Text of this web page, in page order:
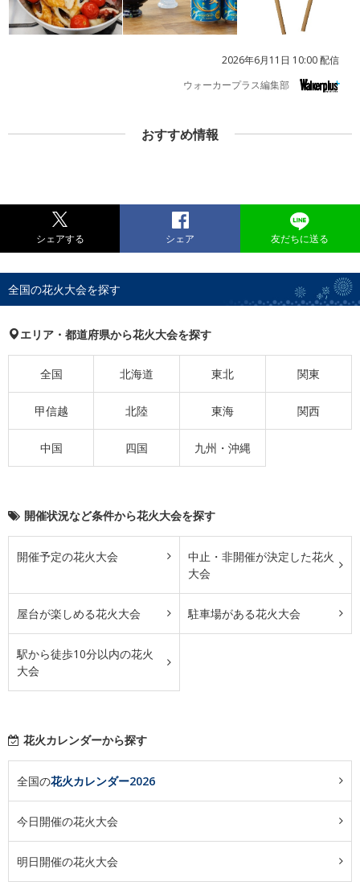
2026年6月11日 10:00 配信
ウォーカープラス編集部
おすすめ情報
シェアする シェア 友だちに送る
全国の花火大会を探す
エリア・都道府県から花火大会を探す
全国 北海道 東北 関東
甲信越 北陸 東海 関西
中国 四国 九州・沖縄
開催状況など条件から花火大会を探す
開催予定の花火大会
中止・非開催が決定した花火
大会
屋台が楽しめる花火大会 駐車場がある花火大会
駅から徒歩10分以内の花火
大会
花火カレンダーから探す
全国の花火カレンダー2026
今日開催の花火大会
明日開催の花火大会